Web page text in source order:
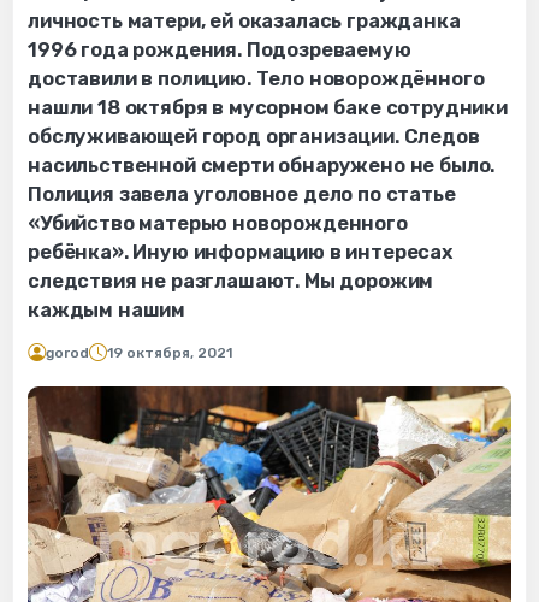
личность матери, ей оказалась гражданка
1996 года рождения. Подозреваемую
доставили в полицию. Тело новорождённого
нашли 18 октября в мусорном баке сотрудники
обслуживающей город организации. Следов
насильственной смерти обнаружено не было.
Полиция завела уголовное дело по статье
«Убийство матерью новорожденного
ребёнка». Иную информацию в интересах
следствия не разглашают. Мы дорожим
каждым нашим
gorod 19 октября, 2021